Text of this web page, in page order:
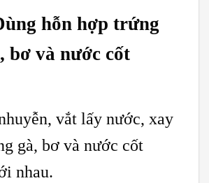
hỗn hợp trứng
bơ và nước cốt
vắt lấy nước, xay
gà, bơ và nước cốt
nhau.